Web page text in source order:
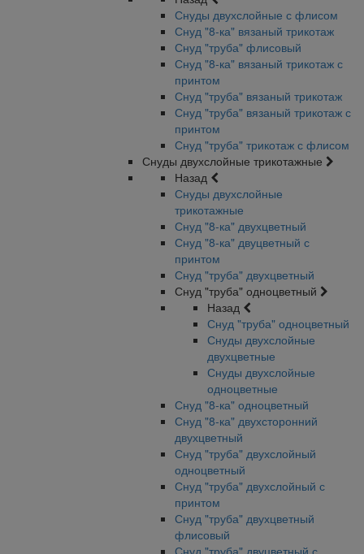
Снуды двухслойные с флисом
Снуд "8-ка" вязаный трикотаж
Снуд "труба" флисовый
Снуд "8-ка" вязаный трикотаж с
принтом
Снуд "труба" вязаный трикотаж
Снуд "труба" вязаный трикотаж с
принтом
Снуд "труба" трикотаж с флисом
Снуды двухслойные трикотажные
Назад
Снуды двухслойные
трикотажные
Снуд "8-ка" двухцветный
Снуд "8-ка" двуцветный с
принтом
Снуд "труба" двухцветный
Снуд "труба" одноцветный
Назад
Снуд "труба" одноцветный
Снуды двухслойные
двухцветные
Снуды двухслойные
одноцветные
Снуд "8-ка" одноцветный
Снуд "8-ка" двухсторонний
двухцветный
Снуд "труба" двухслойный
одноцветный
Снуд "труба" двухслойный с
принтом
Снуд "труба" двухцветный
флисовый
Снуд "труба" двуцветный с